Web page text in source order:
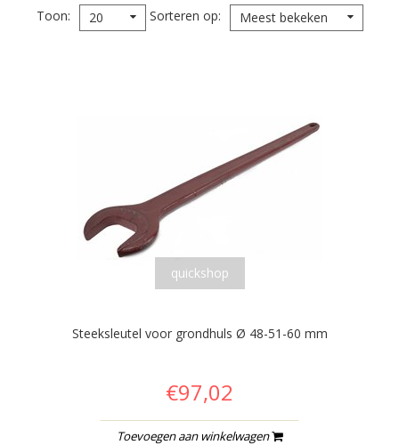
Toon 20 Sorteren op Meest bekeken
quickshop
Steeksleutel voor grondhuls Ø 48-51-60 mm
€97,02
Toevoegen aan winkelwagen